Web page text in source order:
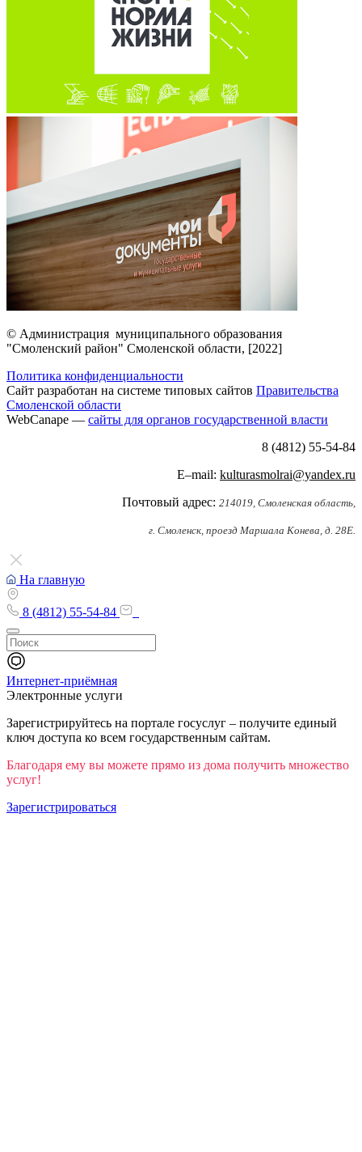
© Администрация муниципального образования
"Смоленский район" Смоленской области, [2022]
Политика конфиденциальности
Сайт разработан на системе типовых сайтов Правительства
Смоленской области
WebCanape — сайты для органов государственной власти
8 (4812) 55-54-84
E–mail: kulturasmolrai@yandex.ru
Почтовый адрес: 214019, Смоленская область,
г. Смоленск, проезд Маршала Конева, д. 28Е.
На главную
8 (4812) 55-54-84
Интернет-приёмная
Электронные услуги
Зарегистрируйтесь на портале госуслуг – получите единый
ключ доступа ко всем государственным сайтам.
Благодаря ему вы можете прямо из дома получить множество
услуг!
Зарегистрироваться